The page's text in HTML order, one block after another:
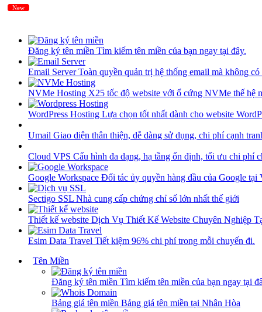
Đăng ký tên miền Tìm kiếm tên miền của bạn ngay tại đây.
Email ServerToàn quyền quản trị hệ thống email mà không
NVMe Hosting X25 tốc độ website với ổ cứng NVMe thế hệ
WordPress Hosting Lựa chọn tốt nhất dành cho website
Umail Giao diện thân thiện, dễ dàng sử dụng, chi phí cạnh
Cloud VPS Cấu hình đa dạng, hạ tầng ổn định, tối ưu chi phí
Google Workspace Đối tác ủy quyền hàng đầu của Google tại
Sectigo SSL Nhà cung cấp chứng chỉ số lớn nhất thế giới
Thiết kế website Dịch Vụ Thiết Kế Website Chuyên Nghiệp
Esim Data Travel Tiết kiệm 96% chi phí trong mỗi chuyến đi.
Tên Miền
Đăng ký tên miền Tìm kiếm tên miền của bạn ngay tại
Bảng giá tên miền Bảng giá tên miền tại Nhân Hòa
New
New